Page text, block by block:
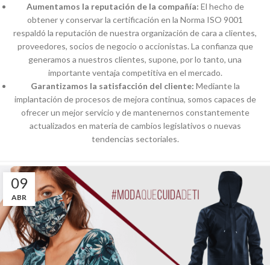
Aumentamos la reputación de la compañía: El hecho de
obtener y conservar la certificación en la Norma ISO 9001
respaldó la reputación de nuestra organización de cara a clientes,
proveedores, socios de negocio o accionistas. La confianza que
generamos a nuestros clientes, supone, por lo tanto, una
importante ventaja competitiva en el mercado.
Garantizamos la satisfacción del cliente: Mediante la
implantación de procesos de mejora continua, somos capaces de
ofrecer un mejor servicio y de mantenernos constantemente
actualizados en materia de cambios legislativos o nuevas
tendencias sectoriales.
09
ABR